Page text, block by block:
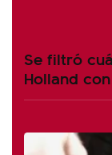
Se filtró
Holland